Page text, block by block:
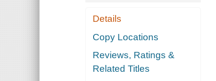
Details
Copy Locations
Reviews, Ratings &
Related Titles